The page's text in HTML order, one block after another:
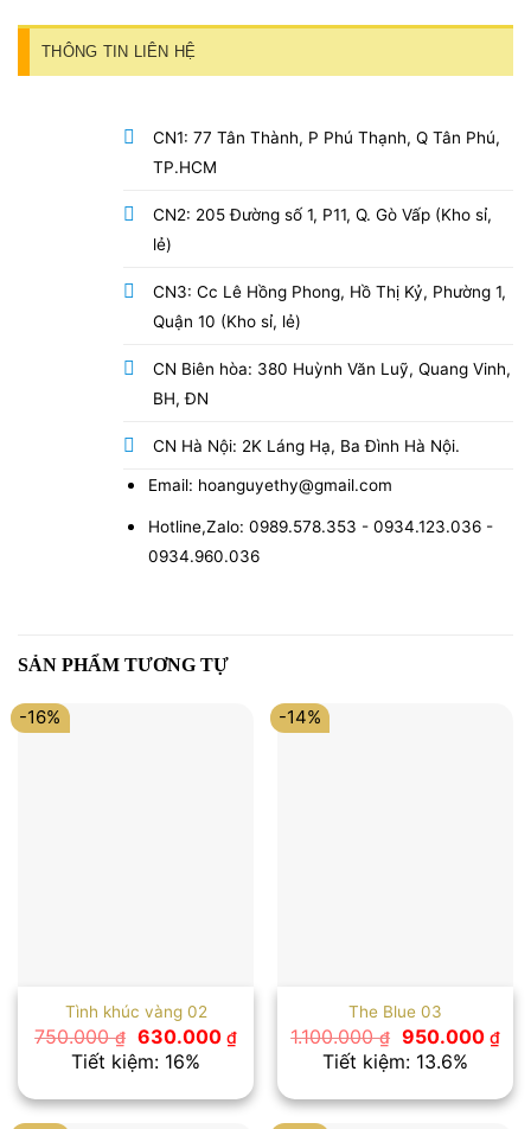
THÔNG TIN LIÊN HỆ
CN1: 77 Tân Thành, P Phú Thạnh, Q Tân Phú,
TP.HCM
CN2: 205 Đường số 1, P11, Q. Gò Vấp (Kho sỉ,
lẻ)
CN3: Cc Lê Hồng Phong, Hồ Thị Kỷ, Phường 1,
Quận 10 (Kho sỉ, lẻ)
CN Biên hòa: 380 Huỳnh Văn Luỹ, Quang Vinh,
BH, ĐN
CN Hà Nội: 2K Láng Hạ, Ba Đình Hà Nội.
Email: hoanguyethy@gmail.com
Hotline,Zalo: 0989.578.353 - 0934.123.036 -
0934.960.036
SẢN PHẨM TƯƠNG TỰ
-16%
Tình khúc vàng 02
750.000₫ Giá
gốc
là:
630.000 ₫Giá
hiện
là:
630.000 ₫.
Tiết kiệm: 16%
-14%
The Blue 03
1.100.000₫ Giá
gốc
là:
1.100.000 ₫.
950.000 ₫Giá
là:
Tiết kiệm: 13.6%